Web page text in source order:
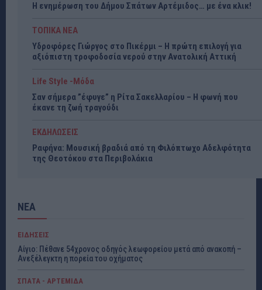
Η ενημέρωση του Δήμου Σπάτων Αρτέμιδος… με ένα κλικ!
ΤΟΠΙΚΑ ΝΕΑ
Υδροφόρες Γιώργος στο Πικέρμι – Η πρώτη επιλογή για
αξιόπιστη τροφοδοσία νερού στην Ανατολική Αττική
Life Style -Μόδα
Σαν σήμερα ”έφυγε” η Ρίτα Σακελλαρίου – Η φωνή που
έκανε τη ζωή τραγούδι
ΕΚΔΗΛΩΣΕΙΣ
Ραφήνα: Μουσική βραδιά από τη Φιλόπτωχο Αδελφότητα
της Θεοτόκου στα Περιβολάκια
ΝΕΑ
ΕΙΔΗΣΕΙΣ
Αίγιο: Πέθανε 54χρονος οδηγός λεωφορείου μετά από ανακοπή –
Ανεξέλεγκτη η πορεία του οχήματος
ΣΠΑΤΑ - ΑΡΤΕΜΙΔΑ